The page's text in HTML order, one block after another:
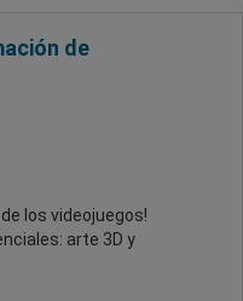
de
los videojuegos!
arte 3D y